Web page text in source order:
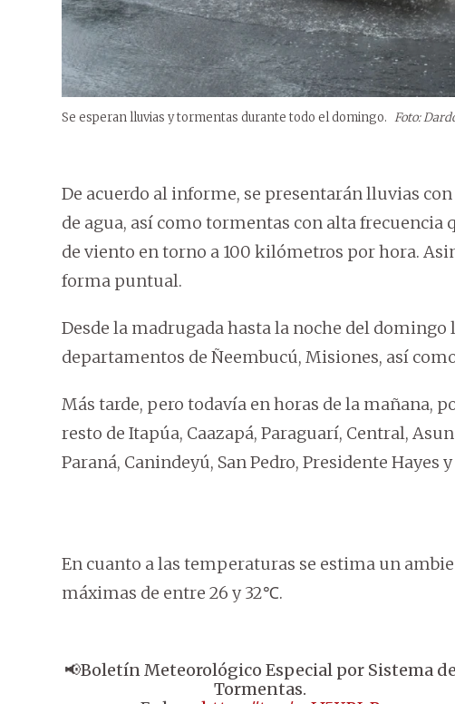
Se esperan lluvias y tormentas durante todo el domingo. Foto:
De acuerdo al informe, se presentarán lluvias
de agua, así como tormentas con alta frecuencia
de viento en torno a 100 kilómetros por hora.
forma puntual.
Desde la madrugada hasta la noche del
departamentos de Ñeembucú, Misiones, así
Más tarde, pero todavía en horas de la mañana,
resto de Itapúa, Caazapá, Paraguarí, Central,
Paraná, Canindeyú, San Pedro, Presidente Hayes
En cuanto a las temperaturas se estima un
máximas de entre 26 y 32℃.
📢Boletín Meteorológico Especial por Sistema de
Tormentas.